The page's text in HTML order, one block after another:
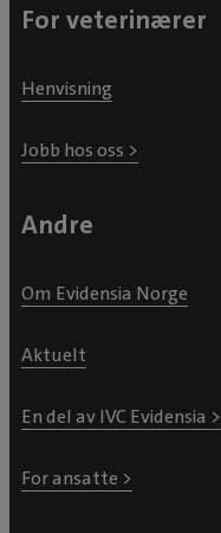
For veterinærer
Henvisning
Jobb hos oss >
Andre
Om Evidensia Norge
Aktuelt
En del av IVC Evidensia >
For ansatte >